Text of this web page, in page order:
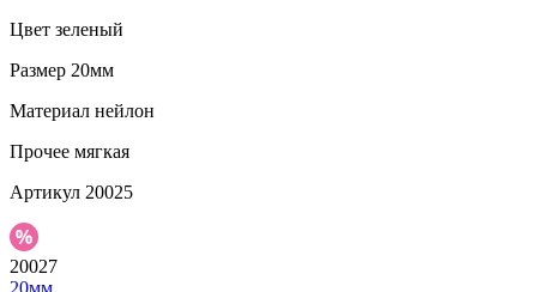
Цвет зеленый
Размер 20мм
Материал нейлон
Прочее мягкая
Артикул 20025
20027
20мм